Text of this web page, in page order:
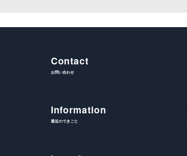
Contact
お問い合わせ
Information
最近のできごと